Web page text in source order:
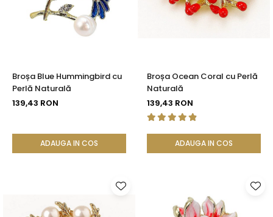
Broșa Blue Hummingbird cu
Perlă Naturală
139,43 RON
ADAUGA IN COS
Broșa Ocean Coral cu Perlă
Naturală
139,43 RON
ADAUGA IN COS